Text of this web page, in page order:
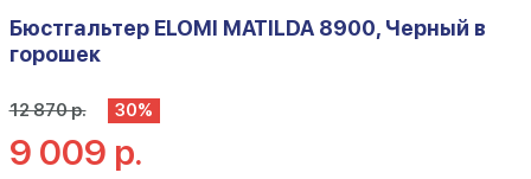
Бюстгальтер ELOMI MATILDA 8900, Черный в
горошек
12 870 р. 30%
9 009 р.